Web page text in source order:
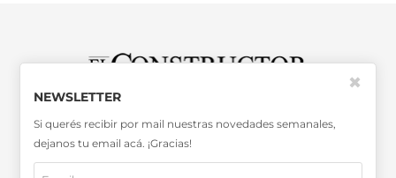
OTRAS PUBLICACIONES >>
NEWSLETTER
Si querés recibir por mail nuestras novedades semanales,
dejanos tu email acá. ¡Gracias!
✖